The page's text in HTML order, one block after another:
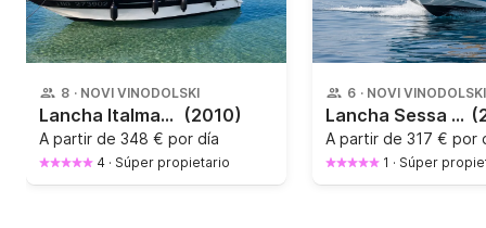
8 · NOVI VINODOLSKI
Lancha Italmar Summer 23 200CV (2010)
A partir de 348 € por día
4 · Súper propietario
6 · NOVI VINODOLSKI
Lancha Sessa Marine Key Largo One 100CV
A partir de 317 € por
1 · Súper